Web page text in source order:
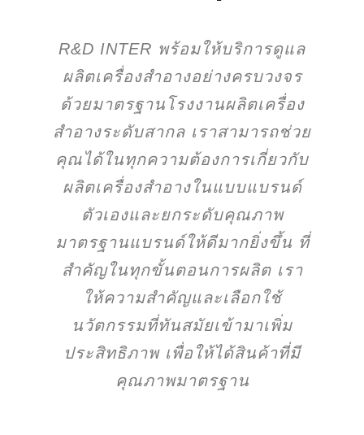
R&D INTER พร้อมให้บริการดูแล
ผลิตเครื่องสำอางอย่างครบวงจร
ด้วยมาตรฐานโรงงานผลิตเครื่อง
สำอางระดับสากล เราสามารถช่วย
คุณได้ในทุกความต้องการเกี่ยวกับ
ผลิตเครื่องสำอางในแบบแบรนด์
ตัวเองและยกระดับคุณภาพ
มาตรฐานแบรนด์ให้ดีมากยิ่งขึ้น ที่
สำคัญในทุกขั้นตอนการผลิต เรา
ให้ความสำคัญและเลือกใช้
นวัตกรรมที่ทันสมัยเข้ามาเพิ่ม
ประสิทธิภาพ เพื่อให้ได้สินค้าที่มี
คุณภาพมาตรฐาน